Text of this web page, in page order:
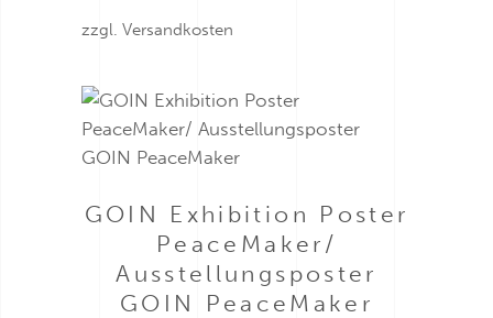
zzgl. Versandkosten
GOIN Exhibition Poster
PeaceMaker/
Ausstellungsposter
GOIN PeaceMaker